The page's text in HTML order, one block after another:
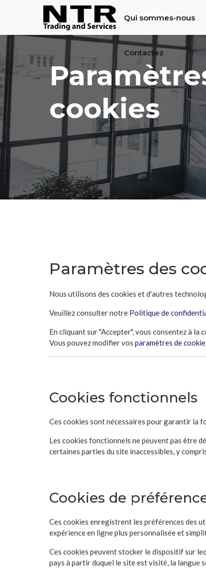
Qui sommes-nous
Contactez
cookies
Paramètres des
Nous utilisons des cookies et d'autres
Veuillez consulter notre Politique de
En cliquant sur "Accepter", vous consentez à la
Vous pouvez modifier vos paramètres de
Cookies fonctionnels
Ces cookies sont nécessaires pour garantir la
Les cookies fonctionnels ne peuvent pas être
certaines parties du site inaccessibles, y
Cookies de
Ces cookies enregistrent les préférences des
expérience en ligne plus personnalisée et
Ces cookies peuvent stocker le dispositif sur
pays à partir duquel le site est visité, la langue